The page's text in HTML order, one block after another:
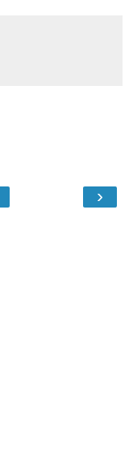
›